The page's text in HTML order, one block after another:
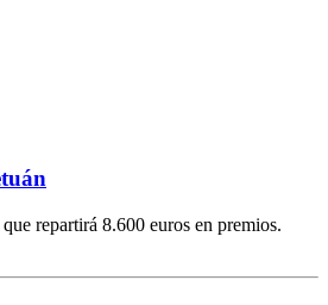
repartirá 8.600 euros en premios.